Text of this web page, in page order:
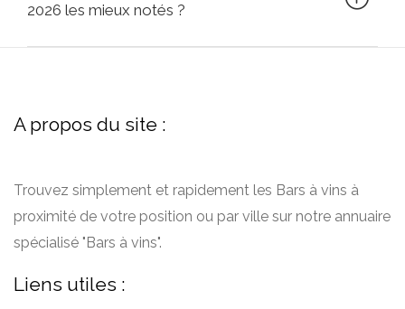
2026 les mieux notés ?
A propos du site :
Trouvez simplement et rapidement les Bars à vins à
proximité de votre position ou par ville sur notre annuaire
spécialisé "Bars à vins".
Liens utiles :